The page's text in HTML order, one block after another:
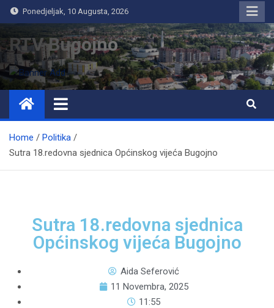
Ponedjeljak, 10 Augusta, 2026
RTV Bugojno
Home
Politika
Sutra 18.redovna sjednica Općinskog vijeća Bugojno
Sutra 18.redovna sjednica
Općinskog vijeća Bugojno
Aida Seferović
11 Novembra, 2025
11:55